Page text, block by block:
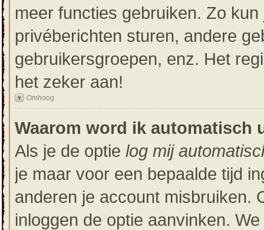
meer functies gebruiken. Zo
privéberichten sturen, andere
gebruikersgroepen, enz. Het
het zeker aan!
Omhoog
Waarom word ik automatisch
Als je de optie log mij
je maar voor een bepaalde tijd
anderen je account misbruiken.
inloggen de optie aanvinken.